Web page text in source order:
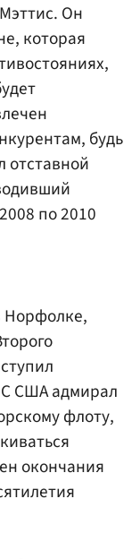
Он
которая
будь
отставной
по 2010
Норфолке,
США адмирал
флоту,
окончания